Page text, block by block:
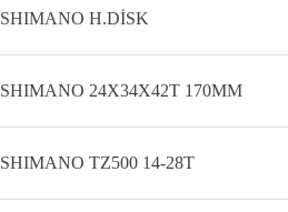
SHIMANO H.DİSK
SHIMANO 24X34X42T 170MM
SHIMANO TZ500 14-28T